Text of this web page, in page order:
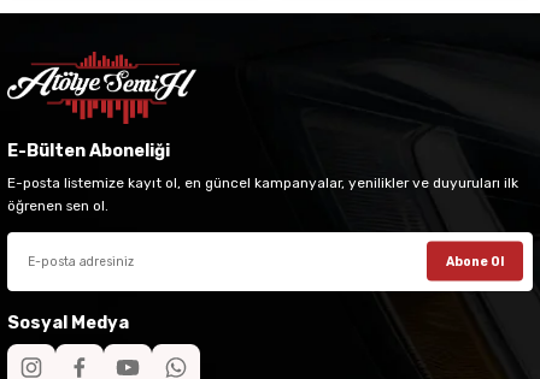
E-Bülten Aboneliği
E-posta listemize kayıt ol, en güncel kampanyalar, yenilikler ve duyuruları ilk
öğrenen sen ol.
Abone Ol
Sosyal Medya